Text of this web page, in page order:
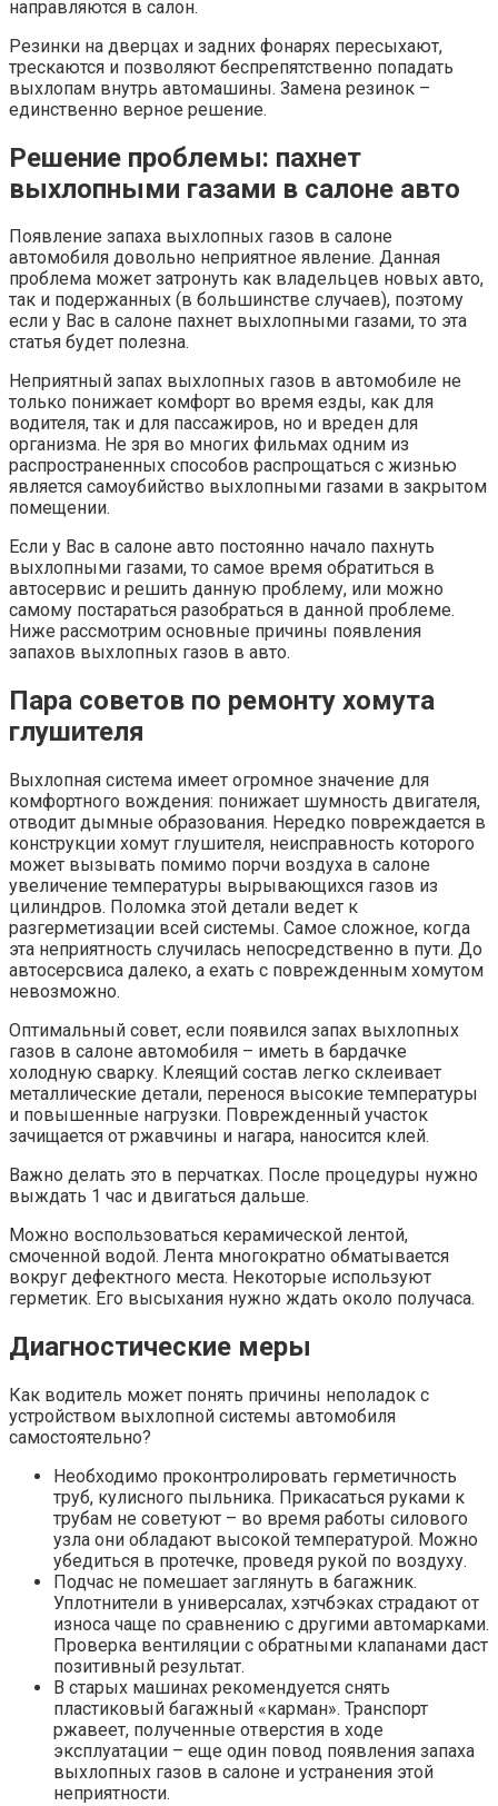
направляются в салон.
Резинки на дверцах и задних фонарях пересыхают,
трескаются и позволяют беспрепятственно попадать
выхлопам внутрь автомашины. Замена резинок –
единственно верное решение.
Решение проблемы: пахнет
выхлопными газами в салоне авто
Появление запаха выхлопных газов в салоне
автомобиля довольно неприятное явление. Данная
проблема может затронуть как владельцев новых авто,
так и подержанных (в большинстве случаев), поэтому
если у Вас в салоне пахнет выхлопными газами, то эта
статья будет полезна.
Неприятный запах выхлопных газов в автомобиле не
только понижает комфорт во время езды, как для
водителя, так и для пассажиров, но и вреден для
организма. Не зря во многих фильмах одним из
распространенных способов распрощаться с жизнью
является самоубийство выхлопными газами в закрытом
помещении.
Если у Вас в салоне авто постоянно начало пахнуть
выхлопными газами, то самое время обратиться в
автосервис и решить данную проблему, или можно
самому постараться разобраться в данной проблеме.
Ниже рассмотрим основные причины появления
запахов выхлопных газов в авто.
Пара советов по ремонту хомута
глушителя
Выхлопная система имеет огромное значение для
комфортного вождения: понижает шумность двигателя,
отводит дымные образования. Нередко повреждается в
конструкции хомут глушителя, неисправность которого
может вызывать помимо порчи воздуха в салоне
увеличение температуры вырывающихся газов из
цилиндров. Поломка этой детали ведет к
разгерметизации всей системы. Самое сложное, когда
эта неприятность случилась непосредственно в пути. До
автосерсвиса далеко, а ехать с поврежденным хомутом
невозможно.
Оптимальный совет, если появился запах выхлопных
газов в салоне автомобиля – иметь в бардачке
холодную сварку. Клеящий состав легко склеивает
металлические детали, перенося высокие температуры
и повышенные нагрузки. Поврежденный участок
зачищается от ржавчины и нагара, наносится клей.
Важно делать это в перчатках. После процедуры нужно
выждать 1 час и двигаться дальше.
Можно воспользоваться керамической лентой,
смоченной водой. Лента многократно обматывается
вокруг дефектного места. Некоторые используют
герметик. Его высыхания нужно ждать около получаса.
Диагностические меры
Как водитель может понять причины неполадок с
устройством выхлопной системы автомобиля
самостоятельно?
Необходимо проконтролировать герметичность
труб, кулисного пыльника. Прикасаться руками к
трубам не советуют – во время работы силового
узла они обладают высокой температурой. Можно
убедиться в протечке, проведя рукой по воздуху.
Подчас не помешает заглянуть в багажник.
Уплотнители в универсалах, хэтчбэках страдают от
износа чаще по сравнению с другими автомарками.
Проверка вентиляции с обратными клапанами даст
позитивный результат.
В старых машинах рекомендуется снять
пластиковый багажный «карман». Транспорт
ржавеет, полученные отверстия в ходе
эксплуатации – еще один повод появления запаха
выхлопных газов в салоне и устранения этой
неприятности.